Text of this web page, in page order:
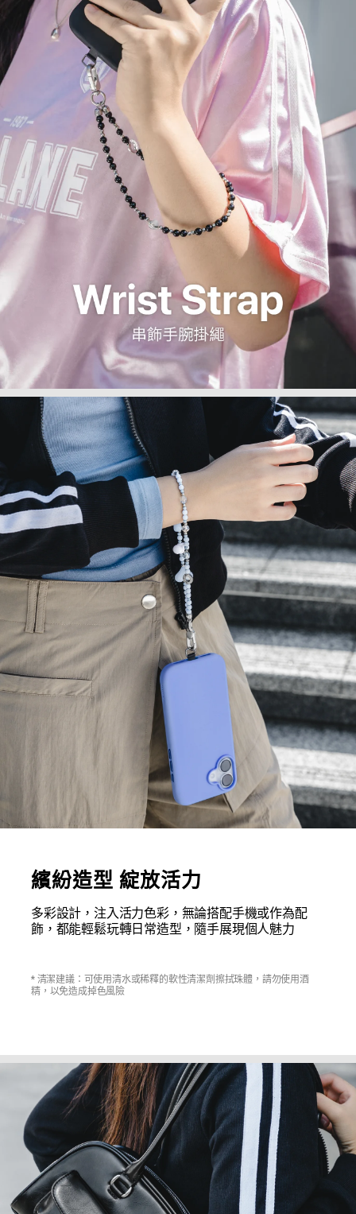
繽紛造型 綻放活力
多彩設計，注入活力色彩，無論搭配手機或作為配
飾，都能輕鬆玩轉日常造型，隨手展現個人魅力
* 清潔建議：可使用清水或稀釋的軟性清潔劑擦拭珠體，請勿使用酒
精，以免造成掉色風險